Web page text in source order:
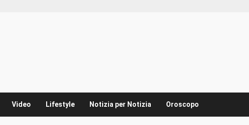
Video Lifestyle Notizia per Notizia Oroscopo